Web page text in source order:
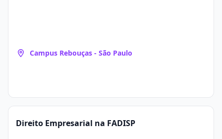
Campus Rebouças - São Paulo
Direito Empresarial na FADISP